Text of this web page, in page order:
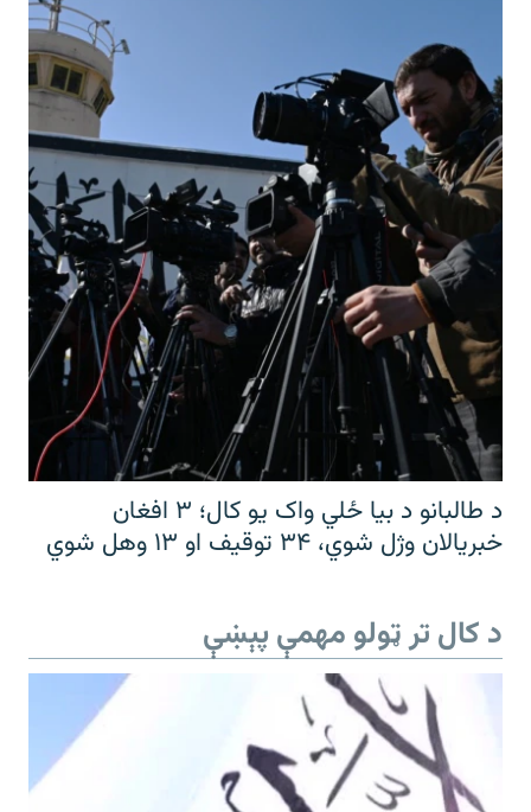
د طالبانو د بیا ځلي واک یو کال؛ ۳ افغان
خبریالان وژل شوي، ۳۴ توقیف او ۱۳ وهل شوي
د کال تر ټولو مهمې پېښې